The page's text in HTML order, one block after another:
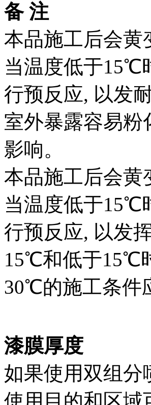
备 注
本品施工后会黄
当温度低于15℃
行预反应, 以发
室外暴露容易粉
影响。
本品施工后会黄
当温度低于15℃
行预反应, 以发
15℃和低于15℃
30℃的施工条件
漆膜厚度
如果使用双组分